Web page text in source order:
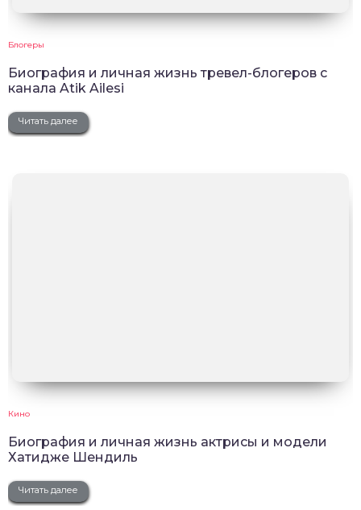
Блогеры
Биография и личная жизнь тревел-блогеров с
канала Atik Ailesi
Читать далее
Кино
Биография и личная жизнь актрисы и модели
Хатидже Шендиль
Читать далее